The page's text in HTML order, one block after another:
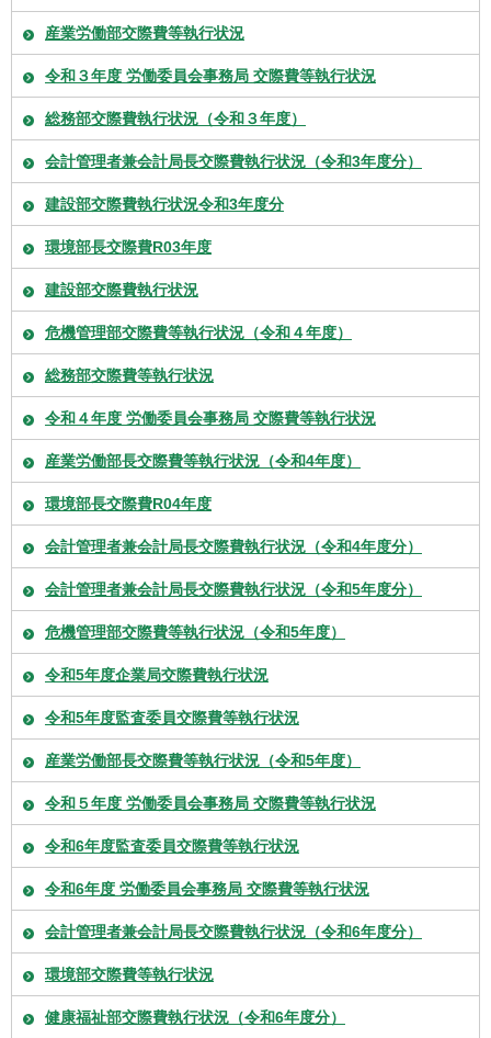
産業労働部交際費等執行状況
令和３年度 労働委員会事務局 交際費等執行状況
総務部交際費執行状況（令和３年度）
会計管理者兼会計局長交際費執行状況（令和3年度分）
建設部交際費執行状況令和3年度分
環境部長交際費R03年度
建設部交際費執行状況
危機管理部交際費等執行状況（令和４年度）
総務部交際費等執行状況
令和４年度 労働委員会事務局 交際費等執行状況
産業労働部長交際費等執行状況（令和4年度）
環境部長交際費R04年度
会計管理者兼会計局長交際費執行状況（令和4年度分）
会計管理者兼会計局長交際費執行状況（令和5年度分）
危機管理部交際費等執行状況（令和5年度）
令和5年度企業局交際費執行状況
令和5年度監査委員交際費等執行状況
産業労働部長交際費等執行状況（令和5年度）
令和５年度 労働委員会事務局 交際費等執行状況
令和6年度監査委員交際費等執行状況
令和6年度 労働委員会事務局 交際費等執行状況
会計管理者兼会計局長交際費執行状況（令和6年度分）
環境部交際費等執行状況
健康福祉部交際費執行状況（令和6年度分）